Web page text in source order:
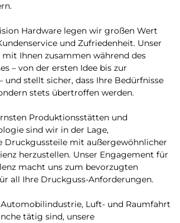
Hardware legen wir großen Wert
und Zufriedenheit. Unser
Ihnen zusammen während des
– von der ersten Idee bis zur
und stellt sicher, dass Ihre Bedürfnisse
stets übertroffen werden.
Produktionsstätten und
sind wir in der Lage,
Druckgussteile mit außergewöhnlicher
herzustellen. Unser Engagement für
macht uns zum bevorzugten
all Ihre Druckguss-Anforderungen.
Automobilindustrie, Luft- und Raumfahrt
tätig sind, unsere